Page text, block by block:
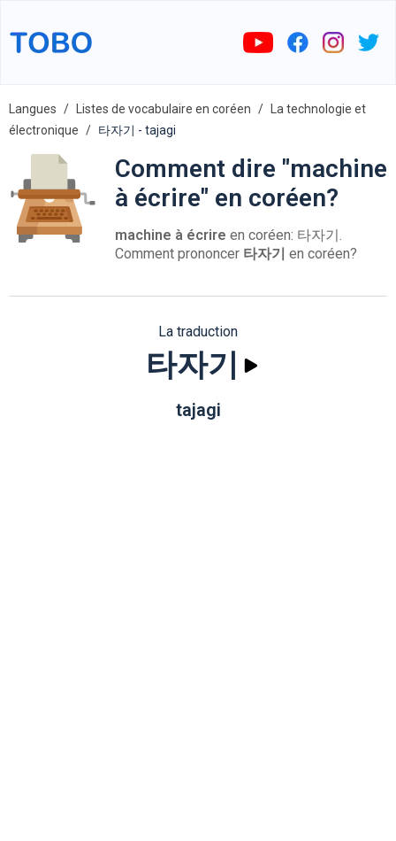
Langues Listes de vocabulaire en coréen
La technologie et
électronique
타자기 - tajagi
Comment dire "machine
à écrire" en coréen?
machine à écrire en coréen: 타자기.
Comment prononcer 타자기 en coréen?
La traduction
타자기
tajagi